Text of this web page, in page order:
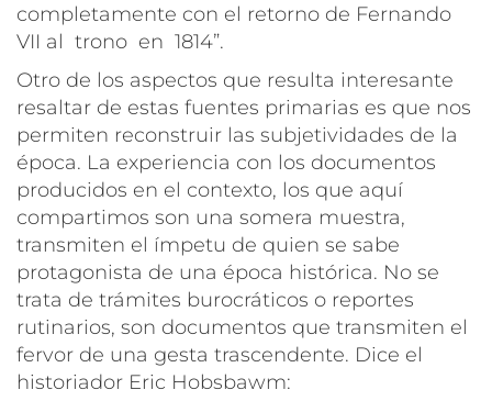
completamente con el retorno de Fernando
VII al trono en 1814”.
Otro de los aspectos que resulta interesante
resaltar de estas fuentes primarias es que nos
permiten reconstruir las subjetividades de la
época. La experiencia con los documentos
producidos en el contexto, los que aquí
compartimos son una somera muestra,
transmiten el ímpetu de quien se sabe
protagonista de una época histórica. No se
trata de trámites burocráticos o reportes
rutinarios, son documentos que transmiten el
fervor de una gesta trascendente. Dice el
historiador Eric Hobsbawm: